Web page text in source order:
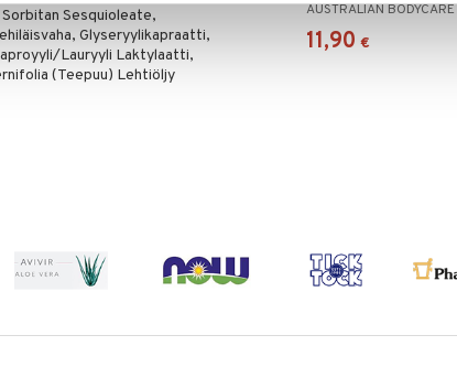
Sesquioleate,
Glyseryylikapraatti,
Lauryyli Laktylaatti,
(Teepuu) Lehtiöljy
AUSTRALIAN BODYCARE
11,90 €